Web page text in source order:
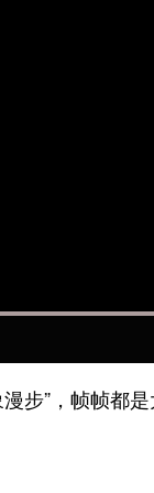
步”，帧帧都是